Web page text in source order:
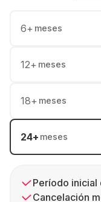
6+ meses
12+ meses
18+ meses
24+ meses
Período inicial
Cancelación